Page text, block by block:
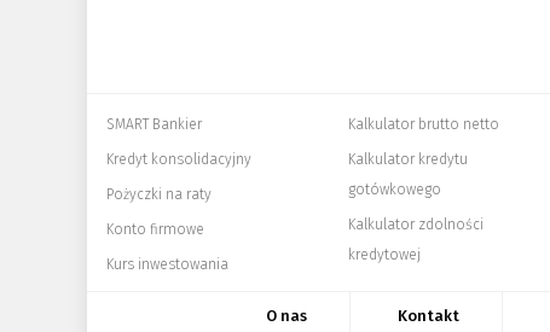
SMART Bankier
Kredyt konsolidacyjny
Pożyczki na raty
Konto firmowe
Kurs inwestowania
Kalkulator brutto netto
Kalkulator kredytu
gotówkowego
Kalkulator zdolności
kredytowej
O nas Kontakt